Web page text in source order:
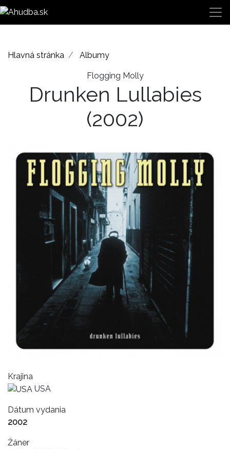
Hlavná stránka Albumy
Flogging Molly
Drunken Lullabies
(2002)
Krajina
USA
Dátum vydania
2002
Žáner